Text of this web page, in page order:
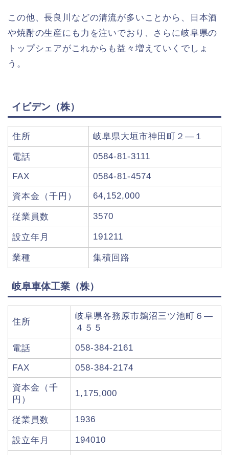
この他、長良川などの清流が多いことから、日本酒
や焼酎の生産にも力を注いでおり、さらに岐阜県の
トップシェアがこれからも益々増えていくでしょ
う。
イビデン（株）
住所 岐阜県大垣市神田町２―１
電話 0584-81-3111
FAX 0584-81-4574
資本金（千円） 64,152,000
従業員数 3570
設立年月 191211
業種 集積回路
岐阜車体工業（株）
住所
岐阜県各務原市鵜沼三ツ池町６―
４５５
電話 058-384-2161
FAX 058-384-2174
資本金（千
円）
1,175,000
従業員数 1936
設立年月 194010